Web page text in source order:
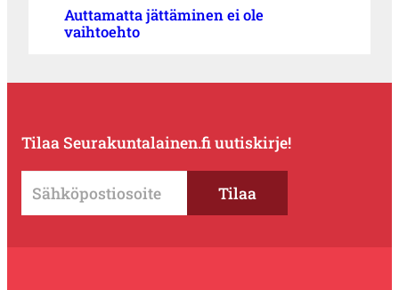
Auttamatta jättäminen ei ole
vaihtoehto
Tilaa Seurakuntalainen.fi uutiskirje!